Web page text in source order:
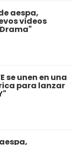
aespa,
videos
se unen en una
para lanzar